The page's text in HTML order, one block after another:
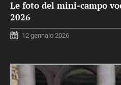
Le foto del mini-campo
2026
12 gennaio 2026